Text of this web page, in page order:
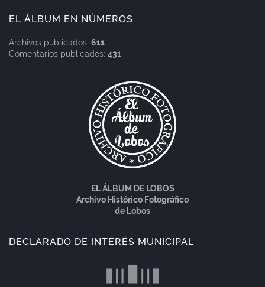
EL ÁLBUM EN NÚMEROS
Archivos publicados: 611
Comentarios publicados: 431
EL ÁLBUM DE LOBOS
Archivo Histórico Fotográfico
de Lobos
DECLARADO DE INTERÉS MUNICIPAL